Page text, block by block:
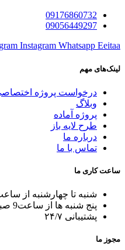
09176860732
09056449297
Instagram Whatsapp Eeitaa
لینک‌های مهم
درخواست پروژه
وبلاگ
پروژه آماده
طرح لایه باز
درباره ما
تماس با ما
ساعت کاری ما
شنبه تا چهارشنبه از ساعت 9 تا 5 بعد از
پنج شنبه ها از ساعت9 صبح تا 1 ظهر
پشتیبانی ۲۴/۷
مجوز ما